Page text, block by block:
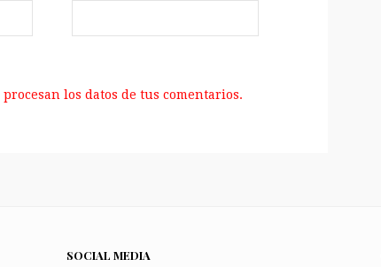
procesan los datos de tus comentarios.
SOCIAL MEDIA